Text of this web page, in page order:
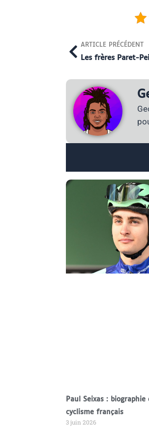
ARTICLE PRÉCÉDENT
Paul Seixas :
cyclisme français
3 juin 2026